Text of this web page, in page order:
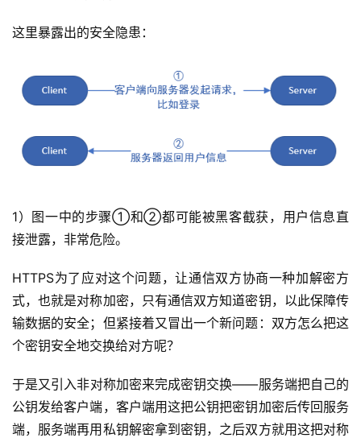
这里暴露出的安全隐患：
1）图一中的步骤①和②都可能被黑客截获，用户信息直
接泄露，非常危险。
HTTPS为了应对这个问题，让通信双方协商一种加解密方
式，也就是对称加密，只有通信双方知道密钥，以此保障传
输数据的安全；但紧接着又冒出一个新问题：双方怎么把这
个密钥安全地交换给对方呢？
于是又引入非对称加密来完成密钥交换——服务端把自己的
公钥发给客户端，客户端用这把公钥把密钥加密后传回服务
端，服务端再用私钥解密拿到密钥，之后双方就用这把对称